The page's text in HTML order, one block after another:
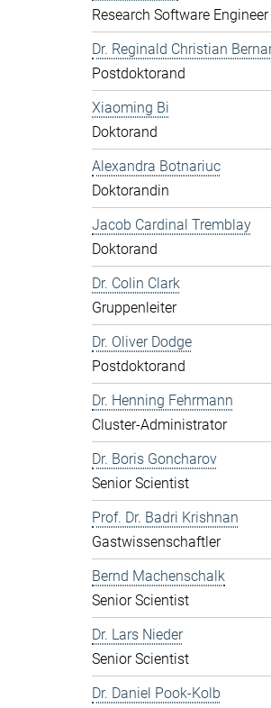
Research Software Engineer
Dr. Reginald Christian
Postdoktorand
Xiaoming Bi
Doktorand
Alexandra Botnariuc
Doktorandin
Jacob Cardinal Tremblay
Doktorand
Dr. Colin Clark
Gruppenleiter
Dr. Oliver Dodge
Postdoktorand
Dr. Henning Fehrmann
Cluster-Administrator
Dr. Boris Goncharov
Senior Scientist
Prof. Dr. Badri Krishnan
Gastwissenschaftler
Bernd Machenschalk
Senior Scientist
Dr. Lars Nieder
Senior Scientist
Dr. Daniel Pook-Kolb